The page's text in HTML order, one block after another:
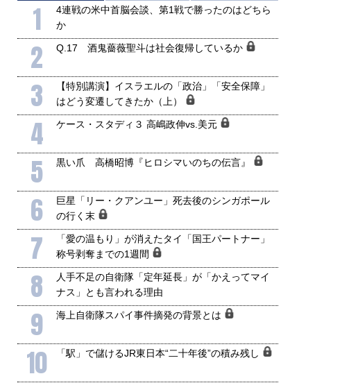
1
4連戦の米中首脳会談、第1戦で勝ったのはどちら
か
2 Q.17 酒鬼薔薇聖斗は社会復帰しているか
3
【特別講演】イスラエルの「政治」「安全保障」
はどう変遷してきたか（上）
4 ケース・スタディ３ 高嶋政伸vs.美元
5 黒い爪 高橋昭博『ヒロシマいのちの伝言』
6
巨星「リー・クアンユー」死去後のシンガポール
の行く末
7
「愛の温もり」が消えたタイ「国王パートナー」
称号剥奪までの1週間
8
人手不足の自衛隊「定年延長」が「かえってマイ
ナス」とも言われる理由
9 海上自衛隊スパイ事件摘発の背景とは
10 「駅」で儲けるJR東日本“二十年後”の積み残し